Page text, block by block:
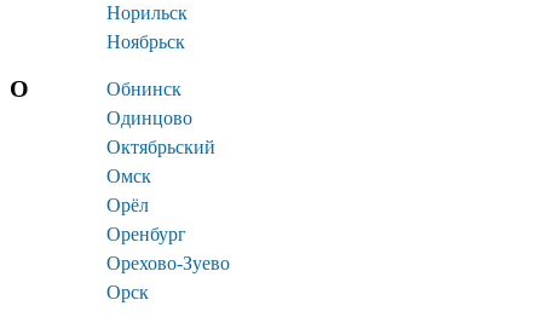
Норильск
Ноябрьск
О
Обнинск
Одинцово
Октябрьский
Омск
Орёл
Оренбург
Орехово-Зуево
Орск